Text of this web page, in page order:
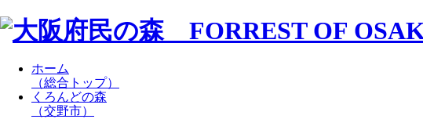
ホーム
（総合トップ）
くろんどの森
（交野市）